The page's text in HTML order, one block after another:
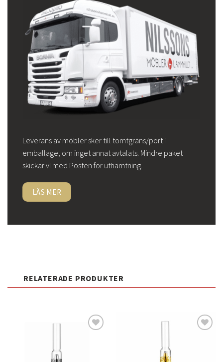
Leverans av möbler sker till tomtgräns/port i
emballage, om inget annat avtalats. Mindre paket
skickar vi med Posten för uthämtning.
LÄS MER
RELATERADE PRODUKTER